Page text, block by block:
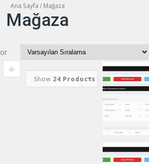
İçeriğe
geç
Ana Sayfa / Mağaza
Mağaza
Show 24 Products